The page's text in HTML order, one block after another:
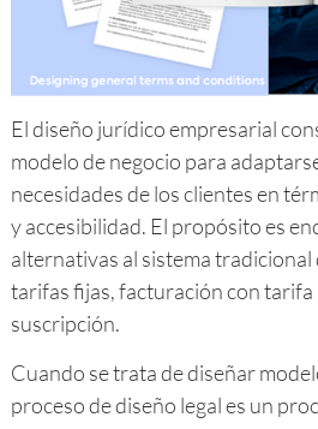
El diseño jurídico empresarial
modelo de negocio para
necesidades de los clientes en
y accesibilidad. El propósito es
alternativas al sistema
tarifas fijas, facturación con tarifa
suscripción.
Cuando se trata de diseñar
proceso de diseño legal es un